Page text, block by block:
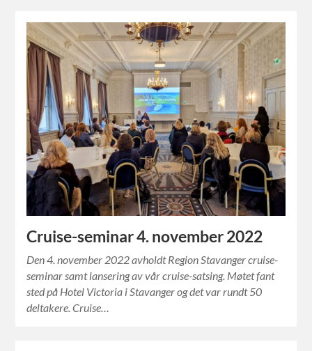
Cruise-seminar 4. november 2022
Den 4. november 2022 avholdt Region Stavanger cruise-
seminar samt lansering av vår cruise-satsing. Møtet fant
sted på Hotel Victoria i Stavanger og det var rundt 50
deltakere. Cruise…